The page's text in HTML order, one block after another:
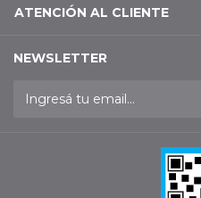
ATENCIÓN AL CLIENTE
NEWSLETTER